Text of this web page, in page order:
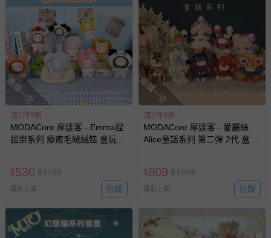
並點選『我要退貨』即可進行申請。若有相關退貨問題，請
至媽咪愛
LINE@客服ID: @mamilove 我們將依序為您處理
與服務，謝謝。
針對滿件折/滿額贈…等活動，如因部份退貨，而該訂單保
留商品未達活動門檻，將以原價計算，活動贈品亦需一併退
回。
部分商品依據消費者保護法的規定，不適用七天鑑賞期/猶
豫期範圍：
易於腐敗、保存期限較短或解約時即將逾期（例如生鮮
客製化商品（例如客製生日書、姓名貼等）。
報紙、期刊或雜誌（惟書籍如經拆封、使用，則酌收整
新費用）。
經消費者拆封之影音商品或電腦軟體（例如 DVD、CD
搶購一空
滿1件9折
MODACore 摩達客 - Emma捏
捏樂系列 療癒毛絨絨娃 盒玩 盲
$530 $1159
最新上架 追蹤
搶購一空
滿1件9折
MODACore 摩達客 - 愛麗絲
Alice童話系列 第二彈 2代 盒玩
$809 $1599
最新上架 追蹤